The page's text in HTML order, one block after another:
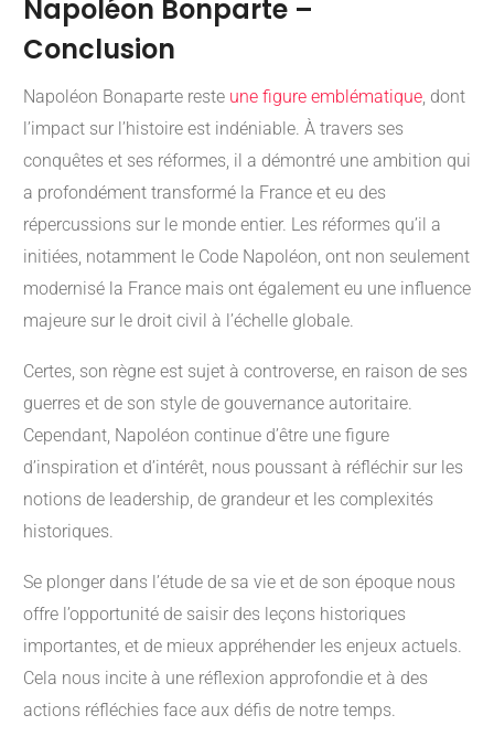
Napoléon Bonparte –
Conclusion
Napoléon Bonaparte reste une figure emblématique , dont
l’impact sur l’histoire est indéniable. À travers ses
conquêtes et ses réformes, il a démontré une ambition qui
a profondément transformé la France et eu des
répercussions sur le monde entier. Les réformes qu’il a
initiées, notamment le Code Napoléon, ont non seulement
modernisé la France mais ont également eu une influence
majeure sur le droit civil à l’échelle globale.
Certes, son règne est sujet à controverse, en raison de ses
guerres et de son style de gouvernance autoritaire.
Cependant, Napoléon continue d’être une figure
d’inspiration et d’intérêt, nous poussant à réfléchir sur les
notions de leadership, de grandeur et les complexités
historiques.
Se plonger dans l’étude de sa vie et de son époque nous
offre l’opportunité de saisir des leçons historiques
importantes, et de mieux appréhender les enjeux actuels.
Cela nous incite à une réflexion approfondie et à des
actions réfléchies face aux défis de notre temps.